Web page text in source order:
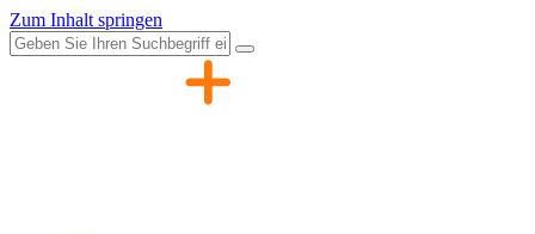
Zum Inhalt springen